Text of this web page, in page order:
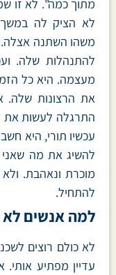
מתוך כמה". לא זו
לא הציק לה
משהו השתנה
להתנהלות שלה.
מעצמה. היא כל
את הרצונות שלה.
התרגלה לעשות את
עכשיו תורי, היא
להשיג את מה שאני
מוכרת ונאהבת.
להתחיל.
למה אנשים לא
לא כולם רוצים
עדיין מפתיע